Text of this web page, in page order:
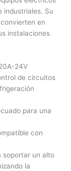
industriales. Su
en
instalaciones
24V
de circuitos
para una
con
soportar un alto
la